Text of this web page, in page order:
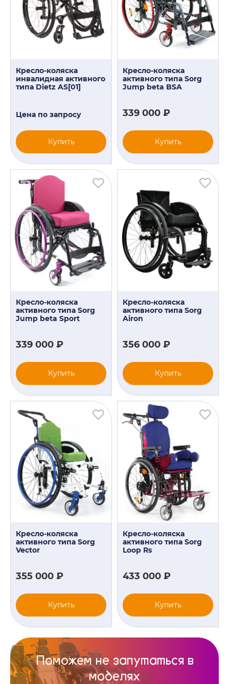
Кресло-коляска
инвалидная активного
типа Dietz AS[01]
Цена по запросу
Купить
Кресло-коляска
активного типа Sorg
Jump beta BSA
339 000 ₽
Купить
Кресло-коляска
активного типа Sorg
Jump beta Sport
339 000 ₽
Купить
Кресло-коляска
активного типа Sorg
Airon
356 000 ₽
Купить
Кресло-коляска
активного типа Sorg
Vector
355 000 ₽
Купить
Кресло-коляска
активного типа Sorg
Loop Rs
433 000 ₽
Купить
Поможем не запутаться в
моделях